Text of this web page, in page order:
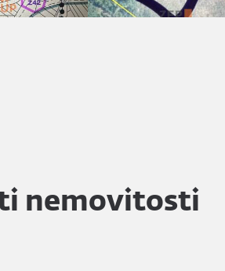
nemovitosti